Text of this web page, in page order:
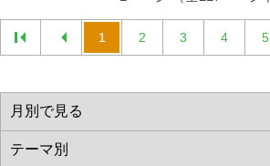
1 2 3 4 5